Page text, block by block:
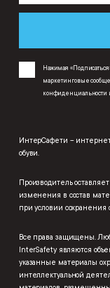
Нажимая
маркетинговые
конфиденциальности
ИнтерСафети –
обуви.
Производитель
изменения в состав
при условии сохранения
Все права защищены.
InterSafety являются
указанные материалы
интеллектуальной